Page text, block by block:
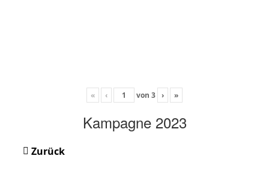
« ‹ von 3 › »
Kampagne 2023
Zurück